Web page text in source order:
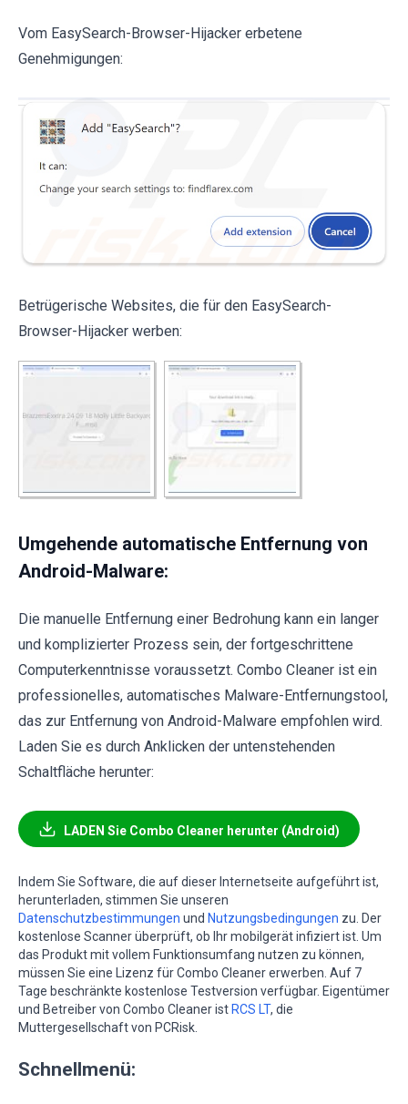
Vom EasySearch-Browser-Hijacker erbetene
Genehmigungen:
Betrügerische Websites, die für den EasySearch-
Browser-Hijacker werben:
Umgehende automatische Entfernung von
Android-Malware:
Die manuelle Entfernung einer Bedrohung kann ein langer
und komplizierter Prozess sein, der fortgeschrittene
Computerkenntnisse voraussetzt. Combo Cleaner ist ein
professionelles, automatisches Malware-Entfernungstool,
das zur Entfernung von Android-Malware empfohlen wird.
Laden Sie es durch Anklicken der untenstehenden
Schaltfläche herunter:
LADEN Sie Combo Cleaner herunter (Android)
Indem Sie Software, die auf dieser Internetseite aufgeführt ist,
herunterladen, stimmen Sie unseren
Datenschutzbestimmungen und Nutzungsbedingungen zu. Der
kostenlose Scanner überprüft, ob Ihr mobilgerät infiziert ist. Um
das Produkt mit vollem Funktionsumfang nutzen zu können,
müssen Sie eine Lizenz für Combo Cleaner erwerben. Auf 7
Tage beschränkte kostenlose Testversion verfügbar. Eigentümer
und Betreiber von Combo Cleaner ist RCS LT, die
Muttergesellschaft von PCRisk.
Schnellmenü: